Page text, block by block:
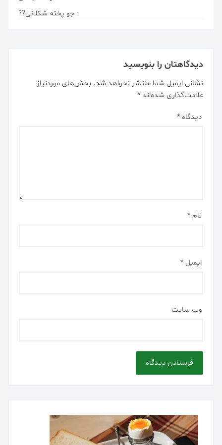
: جو پخته شکلاتی??
دیدگاهتان را بنویسید
نشانی ایمیل شما منتشر نخواهد شد. بخش‌های موردنیاز
علامت‌گذاری شده‌اند*
دیدگاه*
نام*
ایمیل*
وب‌ سایت